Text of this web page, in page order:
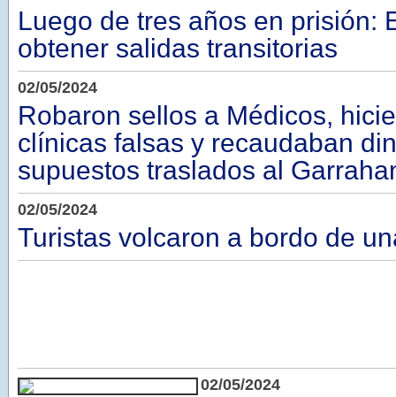
Luego de tres años en prisión:
obtener salidas transitorias
02/05/2024
Robaron sellos a Médicos,
clínicas falsas y recaudaban
supuestos traslados al
02/05/2024
Turistas volcaron a bordo de
02/05/2024